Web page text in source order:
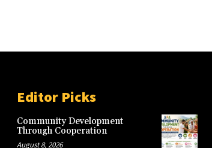
Editor Picks
Community Development
Through Cooperation
August 8, 2026